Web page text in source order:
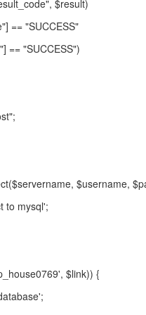
$result)
== "SUCCESS"
== "SUCCESS")
$username,
to mysql';
$link)) {